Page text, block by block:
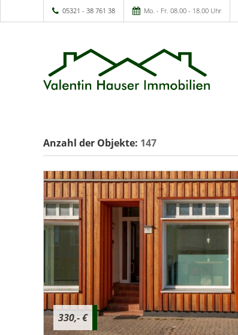
05321 - 38 761 38 Mo. - Fr. 08.00 - 18.00 Uhr
Anzahl der Objekte: 147
330,- €